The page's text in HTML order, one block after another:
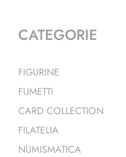
CATEGORIE
FIGURINE
FUMETTI
CARD COLLECTION
FILATELIA
NUMISMATICA